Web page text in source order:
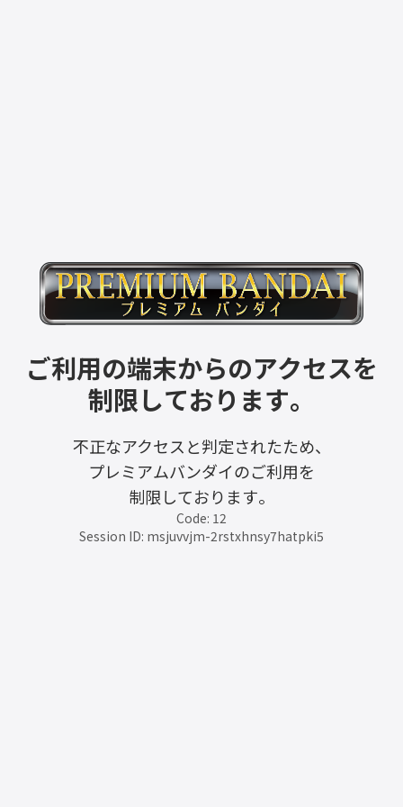
ご利用の端末からのアクセスを
制限しております。
不正なアクセスと判定されたため、
プレミアムバンダイのご利用を
制限しております。
Code: 12
Session ID: msjuvvjm-2rstxhnsy7hatpki5